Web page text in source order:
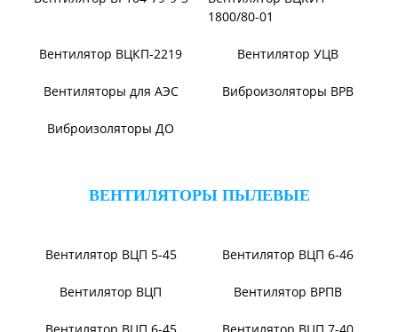
Вентилятор В0-60/250
Вентилятор ВР104-79-9-3
Вентилятор ВЦКИ1-